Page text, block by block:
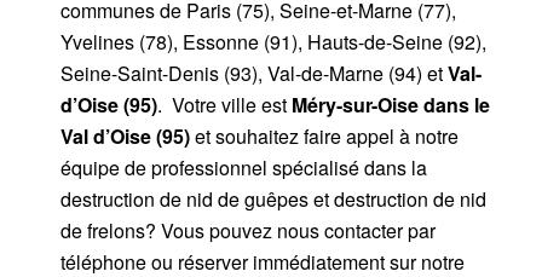
communes de Paris (75), Seine-et-Marne (77),
Yvelines (78), Essonne (91), Hauts-de-Seine (92),
Seine-Saint-Denis (93), Val-de-Marne (94) etVal-
d’Oise (95). Votre ville est Méry-sur-Oise dans le
Val d’Oise (95)et souhaitez faire appel à notre
équipe de professionnel spécialisé dans la
destruction de nid de guêpes et destruction de nid
de frelons? Vous pouvez nous contacter par
téléphone ou réserver immédiatement sur notre